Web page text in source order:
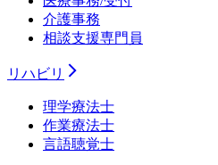
介護事務
相談支援専門員
リハビリ
理学療法士
作業療法士
言語聴覚士